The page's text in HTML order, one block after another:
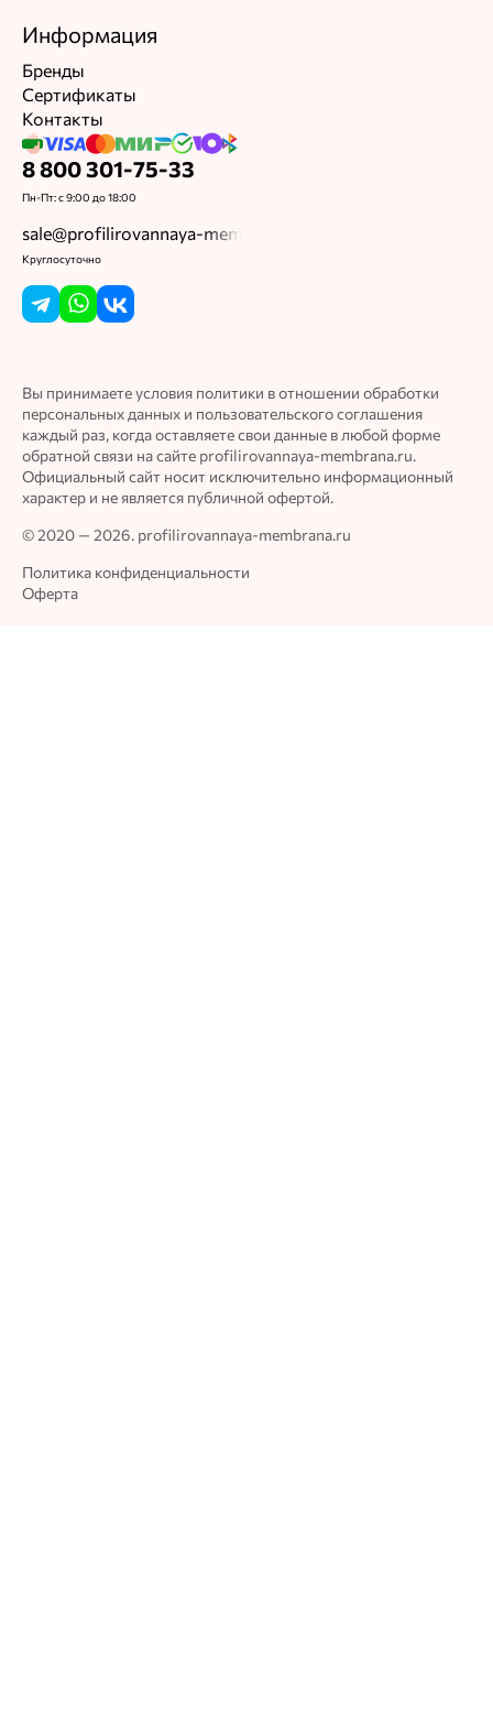
Информация
Бренды
Сертификаты
Контакты
8 800 301-75-33
Пн-Пт: с 9:00 до 18:00
sale@profilirovannaya-membrana.ru
Круглосуточно
Вы принимаете условия политики в отношении обработки
персональных данных и пользовательского соглашения
каждый раз, когда оставляете свои данные в любой форме
обратной связи на сайте profilirovannaya-membrana.ru.
Официальный сайт носит исключительно информационный
характер и не является публичной офертой.
© 2020 — 2026. profilirovannaya-membrana.ru
Политика конфиденциальности
Оферта